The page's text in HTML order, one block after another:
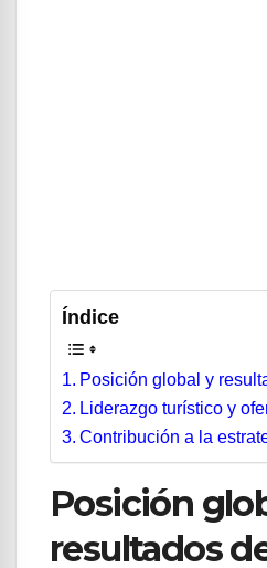
Índice
Posición global y
Liderazgo turístico y
Contribución a la
Posición
resultados